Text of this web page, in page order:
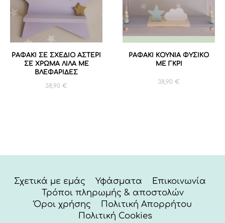
ΡΑΦΑΚΙ ΣΕ ΣΧΕΔΙΟ ΑΣΤΕΡΙ
ΣΕ ΧΡΩΜΑ ΛΙΛΑ ME
ΒΛΕΦΑΡΙΔΕΣ
38,90 €
ΡΑΦΑΚΙ ΚΟΥΝΙΑ ΦΥΣΙΚΟ
ΜΕ ΓΚΡΙ
38,90 €
Σχετικά με εμάς Υφάσματα
Επικοινωνία
Τρόποι πληρωμής & αποστολών
Όροι χρήσης
Πολιτική Απορρήτου
Πολιτική Cookies